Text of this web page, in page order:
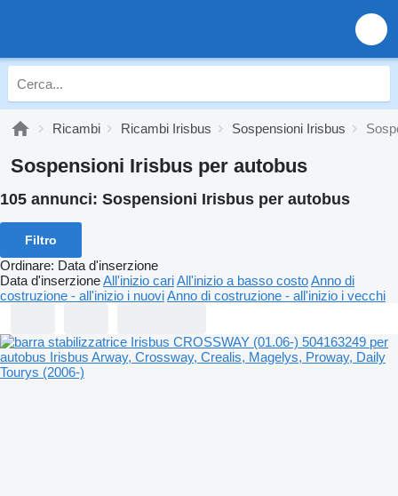
Ricambi Ricambi Irisbus Sospensioni Irisbus
Sospensioni Irisbus per autobus
105 annunci: Sospensioni Irisbus per autobus
Filtro
Ordinare: Data d'inserzione
Data d'inserzioneAll'inizio cariAll'inizio a basso costoAnno di
costruzione - all'inizio i nuoviAnno di costruzione - all'inizio i vecchi